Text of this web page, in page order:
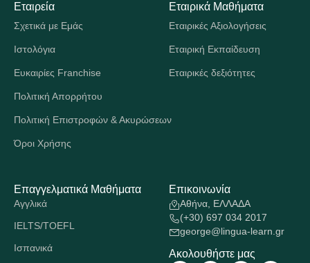
Εταιρεία
Σχετικά με Εμάς
Ιστολόγια
Ευκαιρίες Franchise
Πολιτική Απορρήτου
Πολιτική Επιστροφών & Ακυρώσεων
Όροι Χρήσης
Εταιρικά Μαθήματα
Εταιρικές Αξιολογήσεις
Εταιρική Εκπαίδευση
Εταιρικές δεξιότητες
Επαγγελματικά Μαθήματα
Αγγλικά
IELTS/TOEFL
Ισπανικά
Επικοινωνία
Αθήνα, ΕΛΛΑΔΑ
(+30) 697 034 2017
george@lingua-learn.gr
Ακολουθήστε μας